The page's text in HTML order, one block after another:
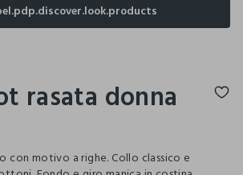
rasata donna
motivo a righe. Collo classico e